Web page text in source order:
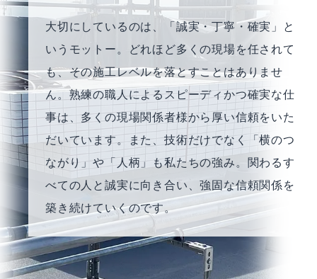
大切にしているのは、「誠実・丁寧・確実」と
いうモットー。どれほど多くの現場を任されて
も、その施工レベルを落とすことはありませ
ん。熟練の職人によるスピーディかつ確実な仕
事は、多くの現場関係者様から厚い信頼をいた
だいています。また、技術だけでなく「横のつ
ながり」や「人柄」も私たちの強み。関わるす
べての人と誠実に向き合い、強固な信頼関係を
築き続けていくのです。